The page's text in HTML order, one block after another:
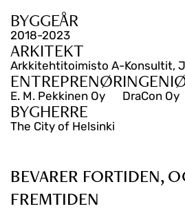
BYGGEÅR
2018-2023
ARKITEKT
Arkkitehtitoimisto A-Konsultit,
ENTREPRENØR
E. M. Pekkinen Oy DraCon Oy
BYGHERRE
The City of Helsinki
BEVARER FORTIDEN,
FREMTIDEN